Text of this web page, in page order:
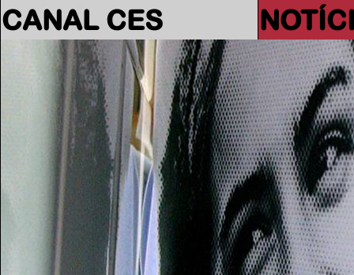
CANAL CES